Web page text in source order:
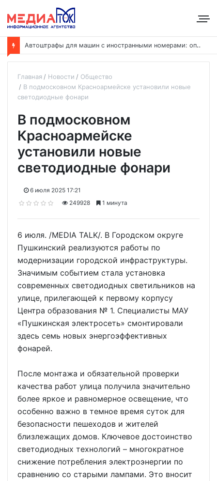
А
втоштрафы для машин с иностранными номерами: оплату хотят ускорить до 24 часов
Главная Новости
Общество
В подмосковном Красноармейске установили новые
светодиодные фонари
В подмосковном
Красноармейске
установили новые
светодиодные фонари
6 июля 2025 17:21
249928
1 минута
6 июля. /MEDIA TALK/. В Городском округе
Пушкинский реализуются работы по
модернизации городской инфраструктуры.
Значимым событием стала установка
современных светодиодных светильников на
улице, прилегающей к первому корпусу
Центра образования № 1. Специалисты МАУ
«Пушкинская электросеть» смонтировали
здесь семь новых энергоэффективных
фонарей.
После монтажа и обязательной проверки
качества работ улица получила значительно
более яркое и равномерное освещение, что
особенно важно в темное время суток для
безопасности пешеходов и жителей
близлежащих домов. Ключевое достоинство
светодиодных технологий – многократное
снижение потребления электроэнергии по
сравнению со старыми лампами. Это вносит